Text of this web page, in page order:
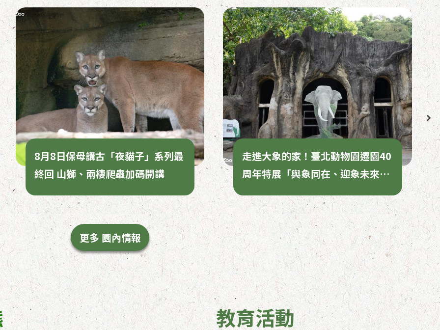
8月8日保母講古「夜貓子」系列最
終回 山獅、兩棲爬蟲加碼開講
走進大象的家！臺北動物園遷園40
周年特展「與象同在、迎象未來」
限時揭開亞洲象照養奧秘
更多 園內情報
教育活動